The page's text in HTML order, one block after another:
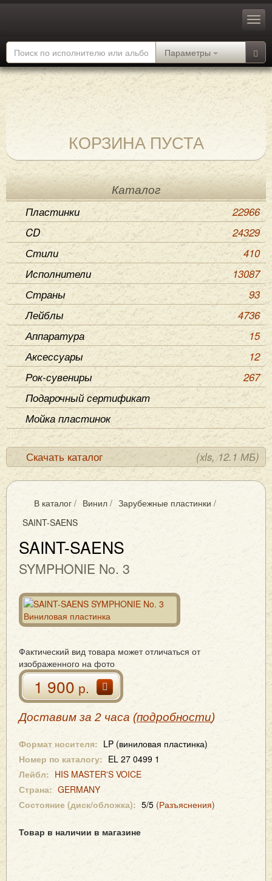
Параметры
КОРЗИНА ПУСТА
Каталог
Пластинки
22966
CD
24329
Стили
410
Исполнители
13087
Страны
93
Лейблы
4736
Аппаратура
15
Аксессуары
12
Рок-сувениры
267
Подарочный сертификат
Мойка пластинок
Скачать каталог (xls, 12.1 МБ)
В каталог / Винил / Зарубежные пластинки /
SAINT-SAENS
SAINT-SAENS
SYMPHONIE No. 3
Фактический вид товара может отличаться от
изображенного на фото
1 900р.
Доставим за 2 часа (подробности)
Формат носителя: LP (виниловая пластинка)
Номер по каталогу: EL 27 0499 1
Лейбл: HIS MASTER'S VOICE
Страна: GERMANY
Состояние (диск/обложка): 5/5 (Разъяснения)
Товар в наличии в магазине